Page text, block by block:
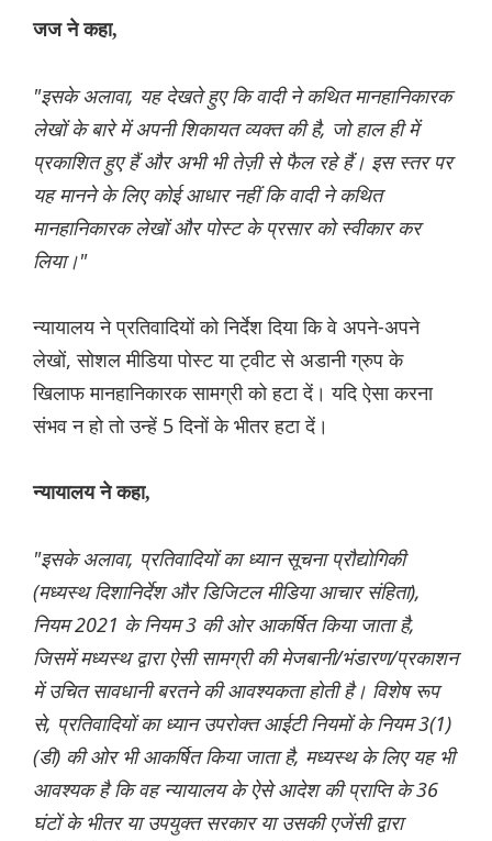
जज ने कहा,
"इसके अलावा, यह देखते हुए कि वादी ने कथित मानहानिकारक
लेखों के बारे में अपनी शिकायत व्यक्त की है, जो हाल ही में
प्रकाशित हुए हैं और अभी भी तेज़ी से फैल रहे हैं। इस स्तर पर
यह मानने के लिए कोई आधार नहीं कि वादी ने कथित
मानहानिकारक लेखों और पोस्ट के प्रसार को स्वीकार कर
लिया।"
न्यायालय ने प्रतिवादियों को निर्देश दिया कि वे अपने-अपने
लेखों, सोशल मीडिया पोस्ट या ट्वीट से अडानी ग्रुप के
खिलाफ मानहानिकारक सामग्री को हटा दें। यदि ऐसा करना
संभव न हो तो उन्हें 5 दिनों के भीतर हटा दें।
न्यायालय ने कहा,
"इसके अलावा, प्रतिवादियों का ध्यान सूचना प्रौद्योगिकी
(मध्यस्थ दिशानिर्देश और डिजिटल मीडिया आचार संहिता),
नियम 2021 के नियम 3 की ओर आकर्षित किया जाता है,
जिसमें मध्यस्थ द्वारा ऐसी सामग्री की मेजबानी/भंडारण/प्रकाशन
में उचित सावधानी बरतने की आवश्यकता होती है। विशेष रूप
से, प्रतिवादियों का ध्यान उपरोक्त आईटी नियमों के नियम 3(1)
(डी) की ओर भी आकर्षित किया जाता है, मध्यस्थ के लिए यह भी
आवश्यक है कि वह न्यायालय के ऐसे आदेश की प्राप्ति के 36
घंटों के भीतर या उपयुक्त सरकार या उसकी एजेंसी द्वारा